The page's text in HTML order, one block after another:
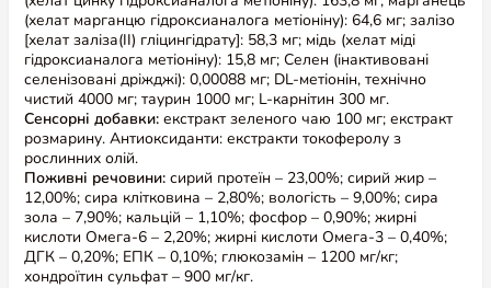
(хелат марганцю гідроксианалога метіоніну): 64,6 мг; залізо
[хелат заліза(II) гліцингідрату]: 58,3 мг; мідь (хелат міді
гідроксианалога метіоніну): 15,8 мг; Селен (інактивовані
селенізовані дріжджі): 0,00088 мг; DL-метіонін, технічно
чистий 4000 мг; таурин 1000 мг; L-карнітин 300 мг.
Сенсорні добавки: екстракт зеленого чаю 100 мг; екстракт
розмарину. Антиоксиданти: екстракти токоферолу з
рослинних олій.
Поживні речовини: сирий протеїн – 23,00%; сирий жир –
12,00%; сира клітковина – 2,80%; вологість – 9,00%; сира
зола – 7,90%; кальцій – 1,10%; фосфор – 0,90%; жирні
кислоти Омега-6 – 2,20%; жирні кислоти Омега-3 – 0,40%;
ДГК – 0,20%; ЕПК – 0,10%; глюкозамін – 1200 мг/кг;
хондроїтин сульфат – 900 мг/кг.